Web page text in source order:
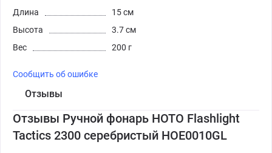
Длина
15 см
Высота
3.7 см
Вес
200 г
Сообщить об ошибке
Отзывы
Отзывы Ручной фонарь HOTO Flashlight
Tactics 2300 серебристый HOE0010GL